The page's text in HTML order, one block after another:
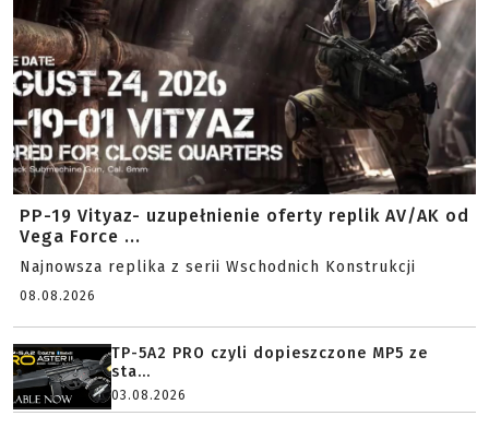
PP-19 Vityaz- uzupełnienie oferty replik AV/AK od
Vega Force ...
Najnowsza replika z serii Wschodnich Konstrukcji
08.08.2026
TP-5A2 PRO czyli dopieszczone MP5 ze
sta...
03.08.2026